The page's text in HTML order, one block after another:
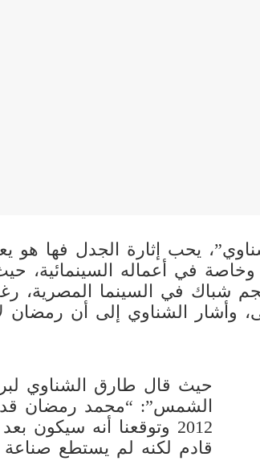
يحب إثارة الجدل فها هو
في أعماله السينمائية،
شباك في السينما المصرية،
وأشار الشناوي إلى أن رمضان لا
حيث قال طارق الشناوي
الشمس”: “محمد رمضان
2012 وتوقعنا أنه
قادم لكنه لم يستطع صناعة